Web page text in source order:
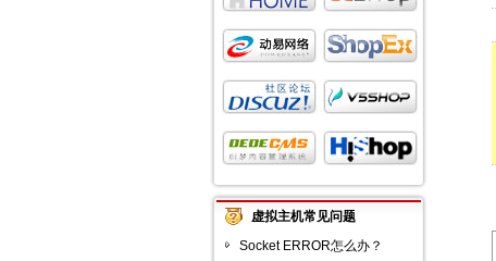
虚拟主机常见问题
Socket ERROR怎么办？